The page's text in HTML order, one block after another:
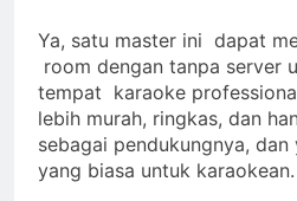
Ya, satu master ini dapat
room dengan tanpa server
tempat karaoke
lebih murah, ringkas, dan
sebagai pendukungnya,
yang biasa untuk karaokean.